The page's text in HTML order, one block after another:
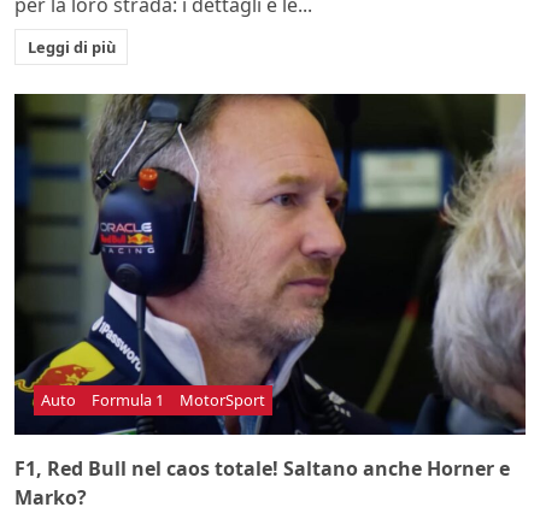
Leggi di più
Auto Formula 1 MotorSport
F1, Red Bull nel caos totale! Saltano anche Horner e
Marko?